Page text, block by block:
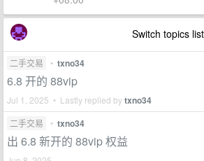
Switch topics list
二手交易 • txno34
6.8 开的 88vip
Jul 1, 2025 • Lastly replied bytxno34
二手交易 • txno34
出 6.8 新开的 88vip 权益